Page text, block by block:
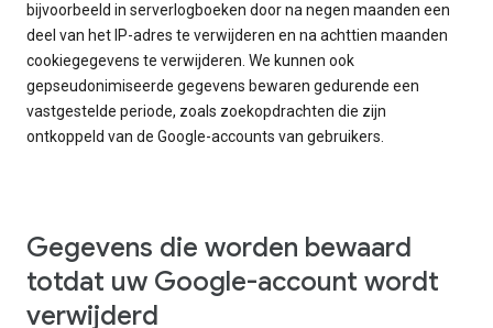
bijvoorbeeld in serverlogboeken door na negen maanden een
deel van het IP-adres te verwijderen en na achttien maanden
cookiegegevens te verwijderen. We kunnen ook
gepseudonimiseerde gegevens bewaren gedurende een
vastgestelde periode, zoals zoekopdrachten die zijn
ontkoppeld van de Google-accounts van gebruikers.
Gegevens die worden bewaard
totdat uw Google-account wordt
verwijderd